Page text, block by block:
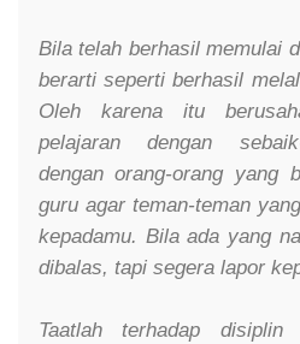
Bila telah berhasil memulai
berarti seperti berhasil
Oleh karena itu
pelajaran dengan
dengan orang-orang yang
guru agar teman-teman
kepadamu. Bila ada yang
dibalas, tapi segera lapor
Taatlah terhadap